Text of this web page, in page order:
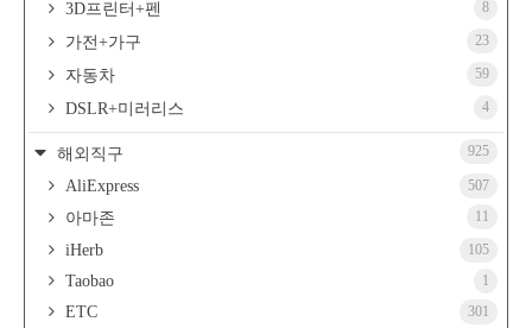
3D프린터+펜 8
가전+가구 23
자동차 59
DSLR+미러리스 4
해외직구 925
AliExpress 507
아마존 11
iHerb 105
Taobao 1
ETC 301